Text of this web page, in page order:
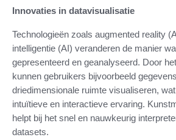
Innovaties in datavisualisatie
Technologieën zoals augmented reality
intelligentie (AI) veranderen de manier
gepresenteerd en geanalyseerd. Door
kunnen gebruikers bijvoorbeeld
driedimensionale ruimte visualiseren,
intuïtieve en interactieve ervaring.
helpt bij het snel en nauwkeurig
datasets.